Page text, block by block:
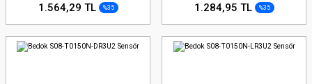
1.564,29 TL %35 1.284,95 TL %35